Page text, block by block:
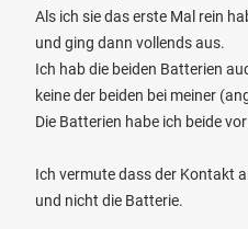
Als ich sie das erste Mal rein
und ging dann vollends aus.
Ich hab die beiden Batterien
keine der beiden bei meiner
Die Batterien habe ich beide
Ich vermute dass der Kontakt
und nicht die Batterie.